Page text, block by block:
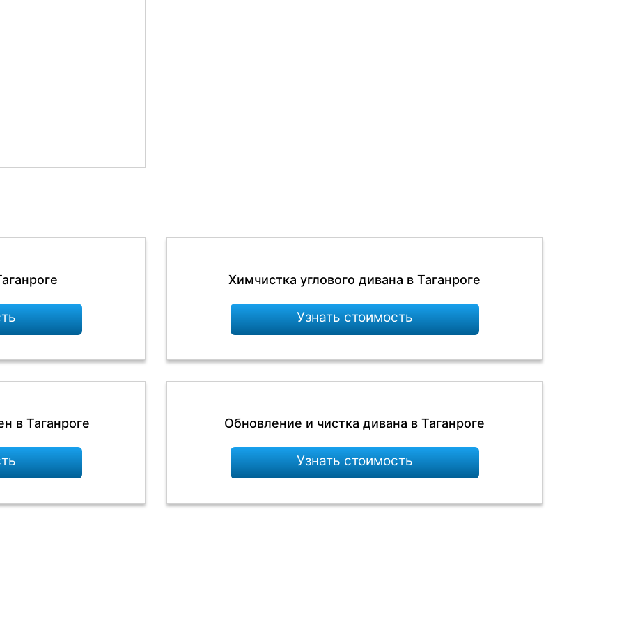
Химчистка углового дивана в Таганроге
Узнать стоимость
в Таганроге Обновление и чистка дивана в Таганроге
Узнать стоимость